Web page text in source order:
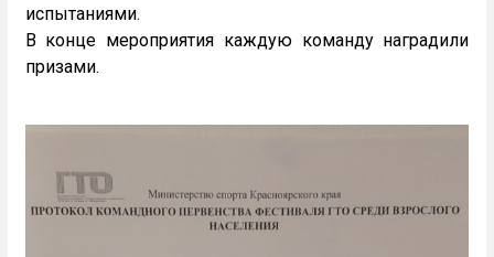
испытаниями.
В конце мероприятия каждую команду наградили
призами.